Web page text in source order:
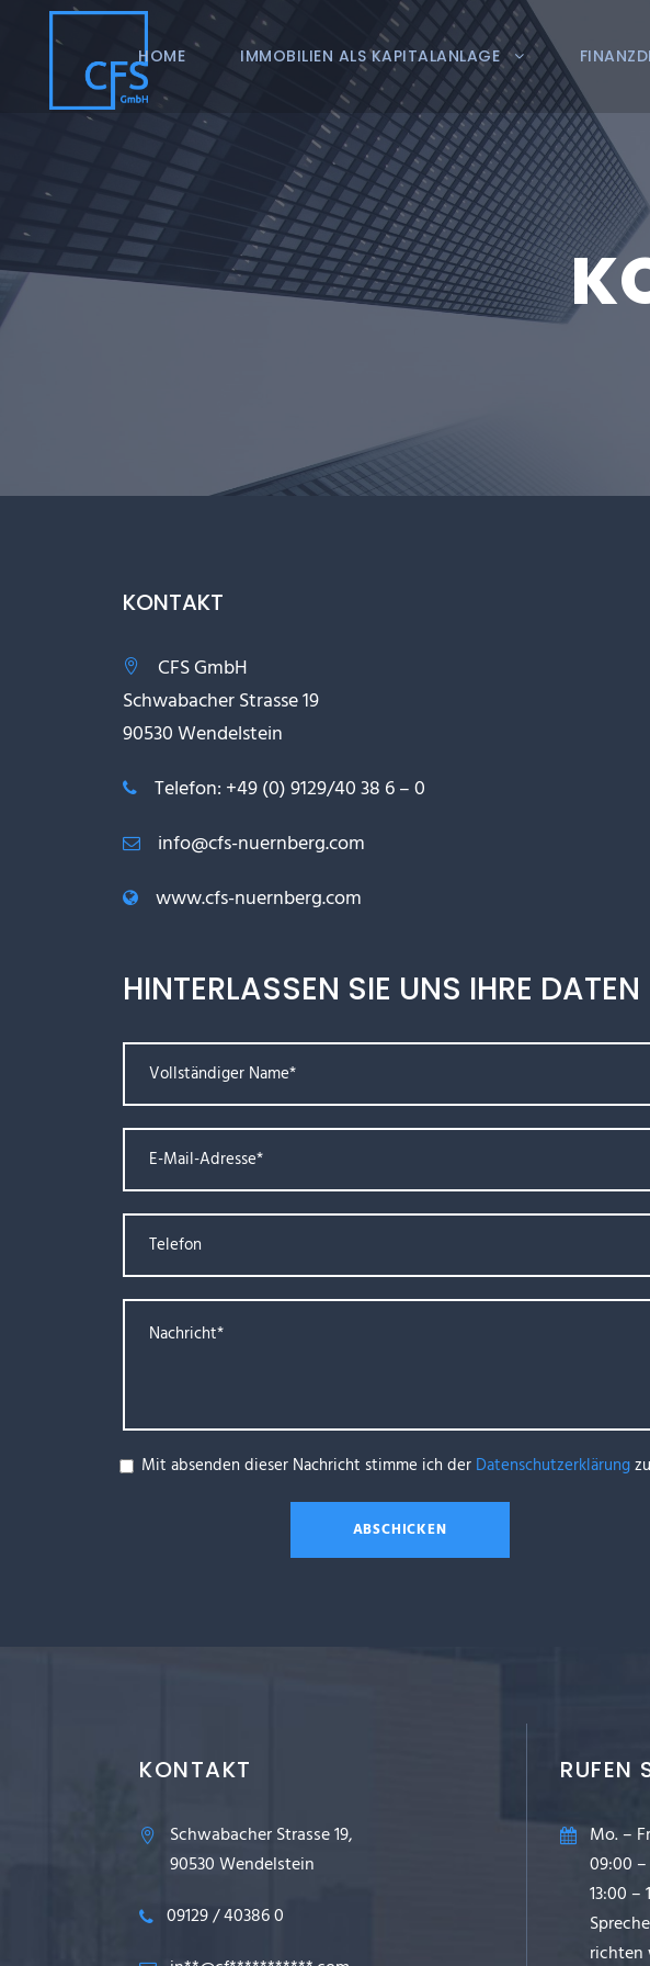
HOME IMMOBILIEN ALS KAPITALANLAGE
KONTAKT
CFS GmbH
Schwabacher Strasse 19
90530 Wendelstein
Telefon: +49 (0) 9129/40 38 6 – 0
info@cfs-nuernberg.com
www.cfs-nuernberg.com
HINTERLASSEN SIE UNS IHRE DATEN
Mit absenden dieser Nachricht stimme ich der Datenschutzerklärung
KONTAKT
Schwabacher Strasse 19,
90530 Wendelstein
09129 / 40386 0
RUFEN
Mo. –
09:00
13:00 –
richten